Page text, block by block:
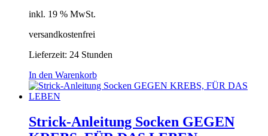
inkl. 19 % MwSt.
versandkostenfrei
Lieferzeit: 24 Stunden
In den Warenkorb
Strick-Anleitung Socken GEGEN